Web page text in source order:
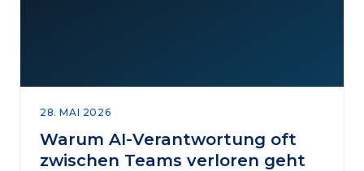
28. MAI 2026
Warum AI-Verantwortung oft
zwischen Teams verloren geht